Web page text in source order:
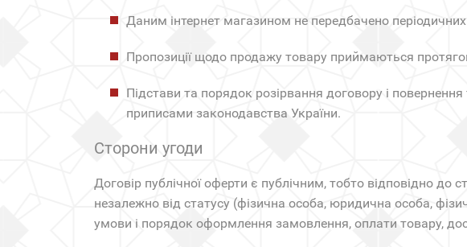
Даним інтернет магазином не передбачено
Пропозиції щодо продажу товару приймаються
Підстави та порядок розірвання договору і
приписами законодавства України.
Сторони угоди
Договір публічної оферти є публічним, тобто відповідно до
незалежно від статусу (фізична особа, юридична особа,
умови і порядок оформлення замовлення, оплати товару,